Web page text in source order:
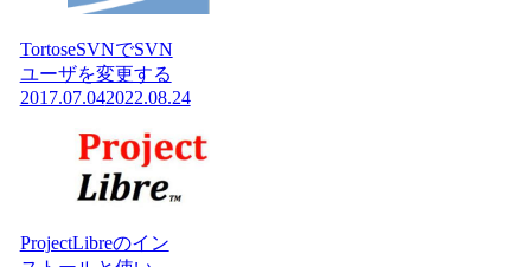
TortoseSVNでSVN
ユーザを変更する
2017.07.042022.08.24
ProjectLibreのイン